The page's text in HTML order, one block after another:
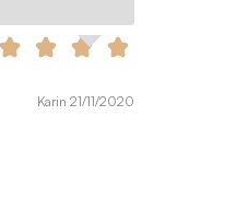
Karin 21/11/2020